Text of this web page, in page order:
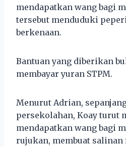
mendapatkan wang bagi
tersebut menduduki
berkenaan.
Bantuan yang diberikan
membayar yuran STPM.
Menurut Adrian,
persekolahan, Koay turut
mendapatkan wang bagi
rujukan, membuat salinan